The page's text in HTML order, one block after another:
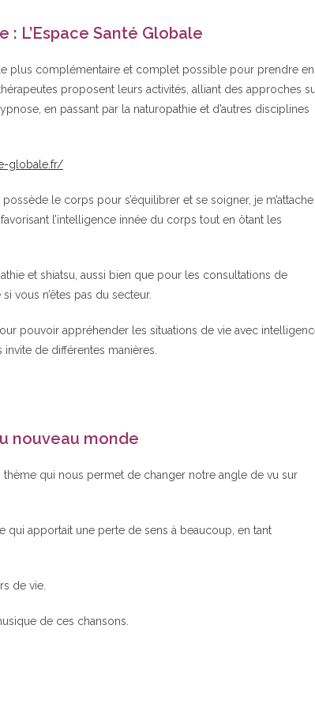
L’Espace Santé Globale
plus complémentaire et complet possible pour prendre en
proposent leurs activités, alliant des approches
en passant par la naturopathie et d’autres disciplines
globale.fr/
le corps pour s’équilibrer et se soigner, je m’attache
l’intelligence innée du corps tout en ôtant les
et shiatsu, aussi bien que pour les consultations de
vous n’êtes pas du secteur.
pouvoir appréhender les situations de vie avec
de différentes manières.
nouveau monde
qui nous permet de changer notre angle de vu sur
qui apportait une perte de sens à beaucoup, en tant
de vie.
de ces chansons.